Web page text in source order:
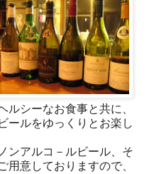
シーなお食事と共に、
ールをゆっくりとお楽し
ンアルコ－ルビール、そ
意しておりますので、